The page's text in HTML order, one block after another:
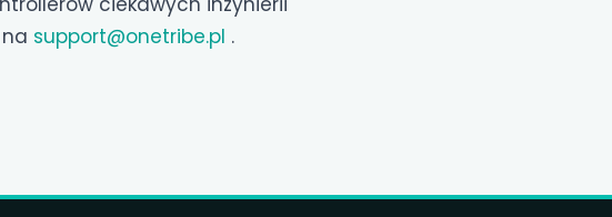
support@onetribe.pl .